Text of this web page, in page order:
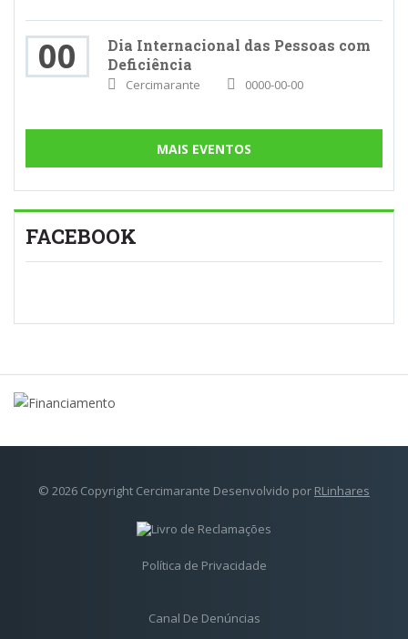
00
Dia Internacional das Pessoas com
Deficiência
Cercimarante 0000-00-00
MAIS EVENTOS
FACEBOOK
© 2026 Copyright Cercimarante Desenvolvido por RLinhares
Política de Privacidade
Canal De Denúncias